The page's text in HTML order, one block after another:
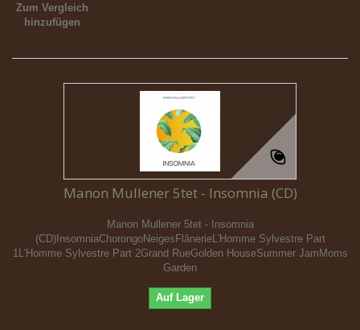
Zum Vergleich
hinzufügen
Manon Mullener 5tet - Insomnia (CD)
Manon Mullener 5tet - Insomnia
(CD)InsomniaChorongoNeigesFlânerieL'Homme Sylvestre Part
1L'Homme Sylvestre Part 2Grand RueGolden HouseSummer JamMoms
Garden
Auf Lager